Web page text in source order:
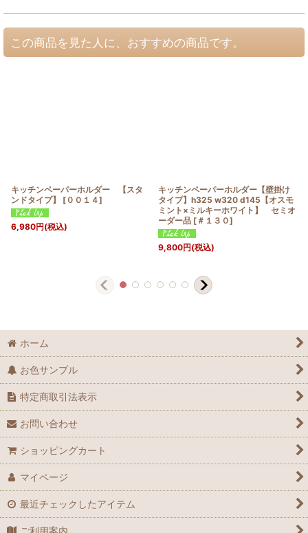
この商品を見た人に、おすすめの商品です。
キッチンペーパーホルダー 【スタ
ンドタイプ】
[ ００１４]
6,980円(税込)
キッチンペーパーホルダー【壁掛け
タイプ】h325 w320 d145【オスモ
ミント×ミルキーホワイト】 セミオ
ーダー品 [ ＃１３０]
9,800円(税込)
ホーム
お色サンプル
特定商取引法表示
お問い合わせ
ショッピングカート
マイページ
最近チェックしたアイテム
ご利用案内